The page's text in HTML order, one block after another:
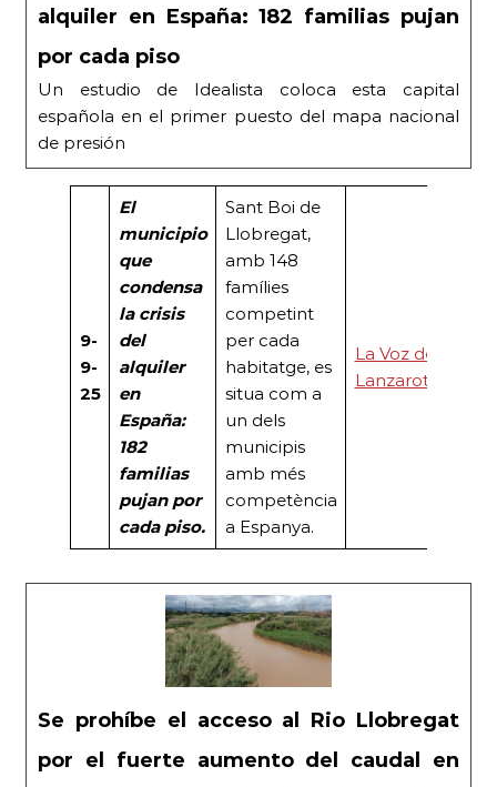
alquiler en España: 182 familias pujan
por cada piso
Un estudio de Idealista coloca esta capital
española en el primer puesto del mapa nacional
de presión
9-
9-
25
El
municipio
que
condensa
la crisis
del
alquiler
en
España:
182
familias
pujan por
cada piso.
Sant Boi de
Llobregat,
amb 148
famílies
competint
per cada
habitatge, es
situa com a
un dels
municipis
amb més
competència
a Espanya.
La Voz de
Lanzarote
Se prohíbe el acceso al Rio Llobregat
por el fuerte aumento del caudal en